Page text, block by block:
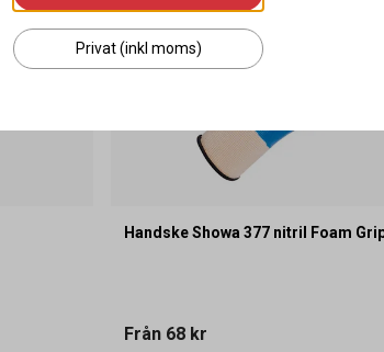
Handske Showa 377 nitril Foam
Från 68 kr
Privat (inkl moms)